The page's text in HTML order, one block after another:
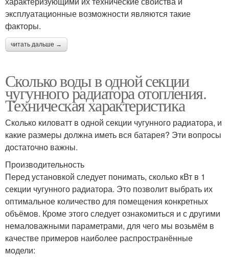
эксплуатационные возможности являются такие
факторы.
читать дальше →
Сколько воды в одной секции
чугунного радиатора отопления.
Техническая характеристика
Сколько киловатт в одной секции чугунного радиатора, и
какие размеры должна иметь вся батарея? Эти вопросы
достаточно важны.
Производительность
Перед установкой следует понимать, сколько кВт в 1
секции чугунного радиатора. Это позволит выбрать их
оптимальное количество для помещения конкретных
объёмов. Кроме этого следует ознакомиться и с другими
немаловажными параметрами, для чего мы возьмём в
качестве примеров наиболее распространённые
модели: